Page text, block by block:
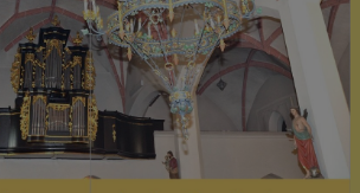
WIR SIND UND